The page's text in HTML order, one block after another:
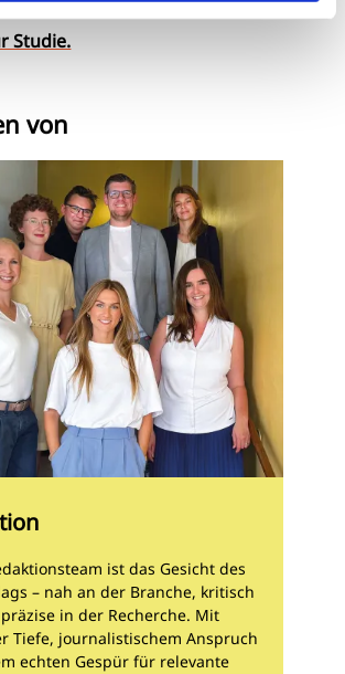
Studie.
von
ist das Gesicht des
– nah an der Branche, kritisch
in der Recherche. Mit
Tiefe, journalistischem Anspruch
echten Gespür für relevante